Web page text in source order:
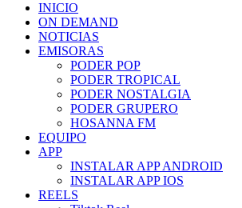
INICIO
ON DEMAND
NOTICIAS
EMISORAS
PODER POP
PODER TROPICAL
PODER NOSTALGIA
PODER GRUPERO
HOSANNA FM
EQUIPO
APP
INSTALAR APP ANDROID
INSTALAR APP IOS
REELS